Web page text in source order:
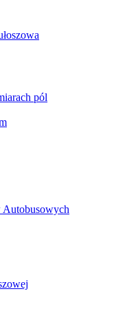
pól
Autobusowych